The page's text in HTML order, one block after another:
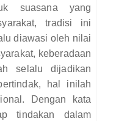
suasana yang
tradisi ini
diawasi oleh nilai
keberadaan
selalu dijadikan
hal inilah
Dengan kata
tindakan dalam